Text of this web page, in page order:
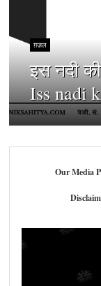
ग़ज़ल
इस नदी
Iss nadi
Our Media